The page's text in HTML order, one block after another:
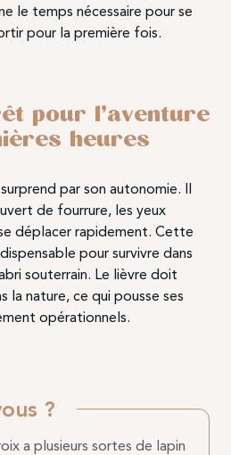
le temps nécessaire pour se
pour la première fois.
pour l’aventure
heures
par son autonomie. Il
de fourrure, les yeux
déplacer rapidement. Cette
pour survivre dans
souterrain. Le lièvre doit
la nature, ce qui pousse ses
opérationnels.
?
a plusieurs sortes de lapin